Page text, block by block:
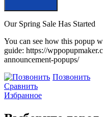
Our Spring Sale Has Started
You can see how this popup
guide: https://
announcement-popups/
Позвонить
Сравнить
Избранное